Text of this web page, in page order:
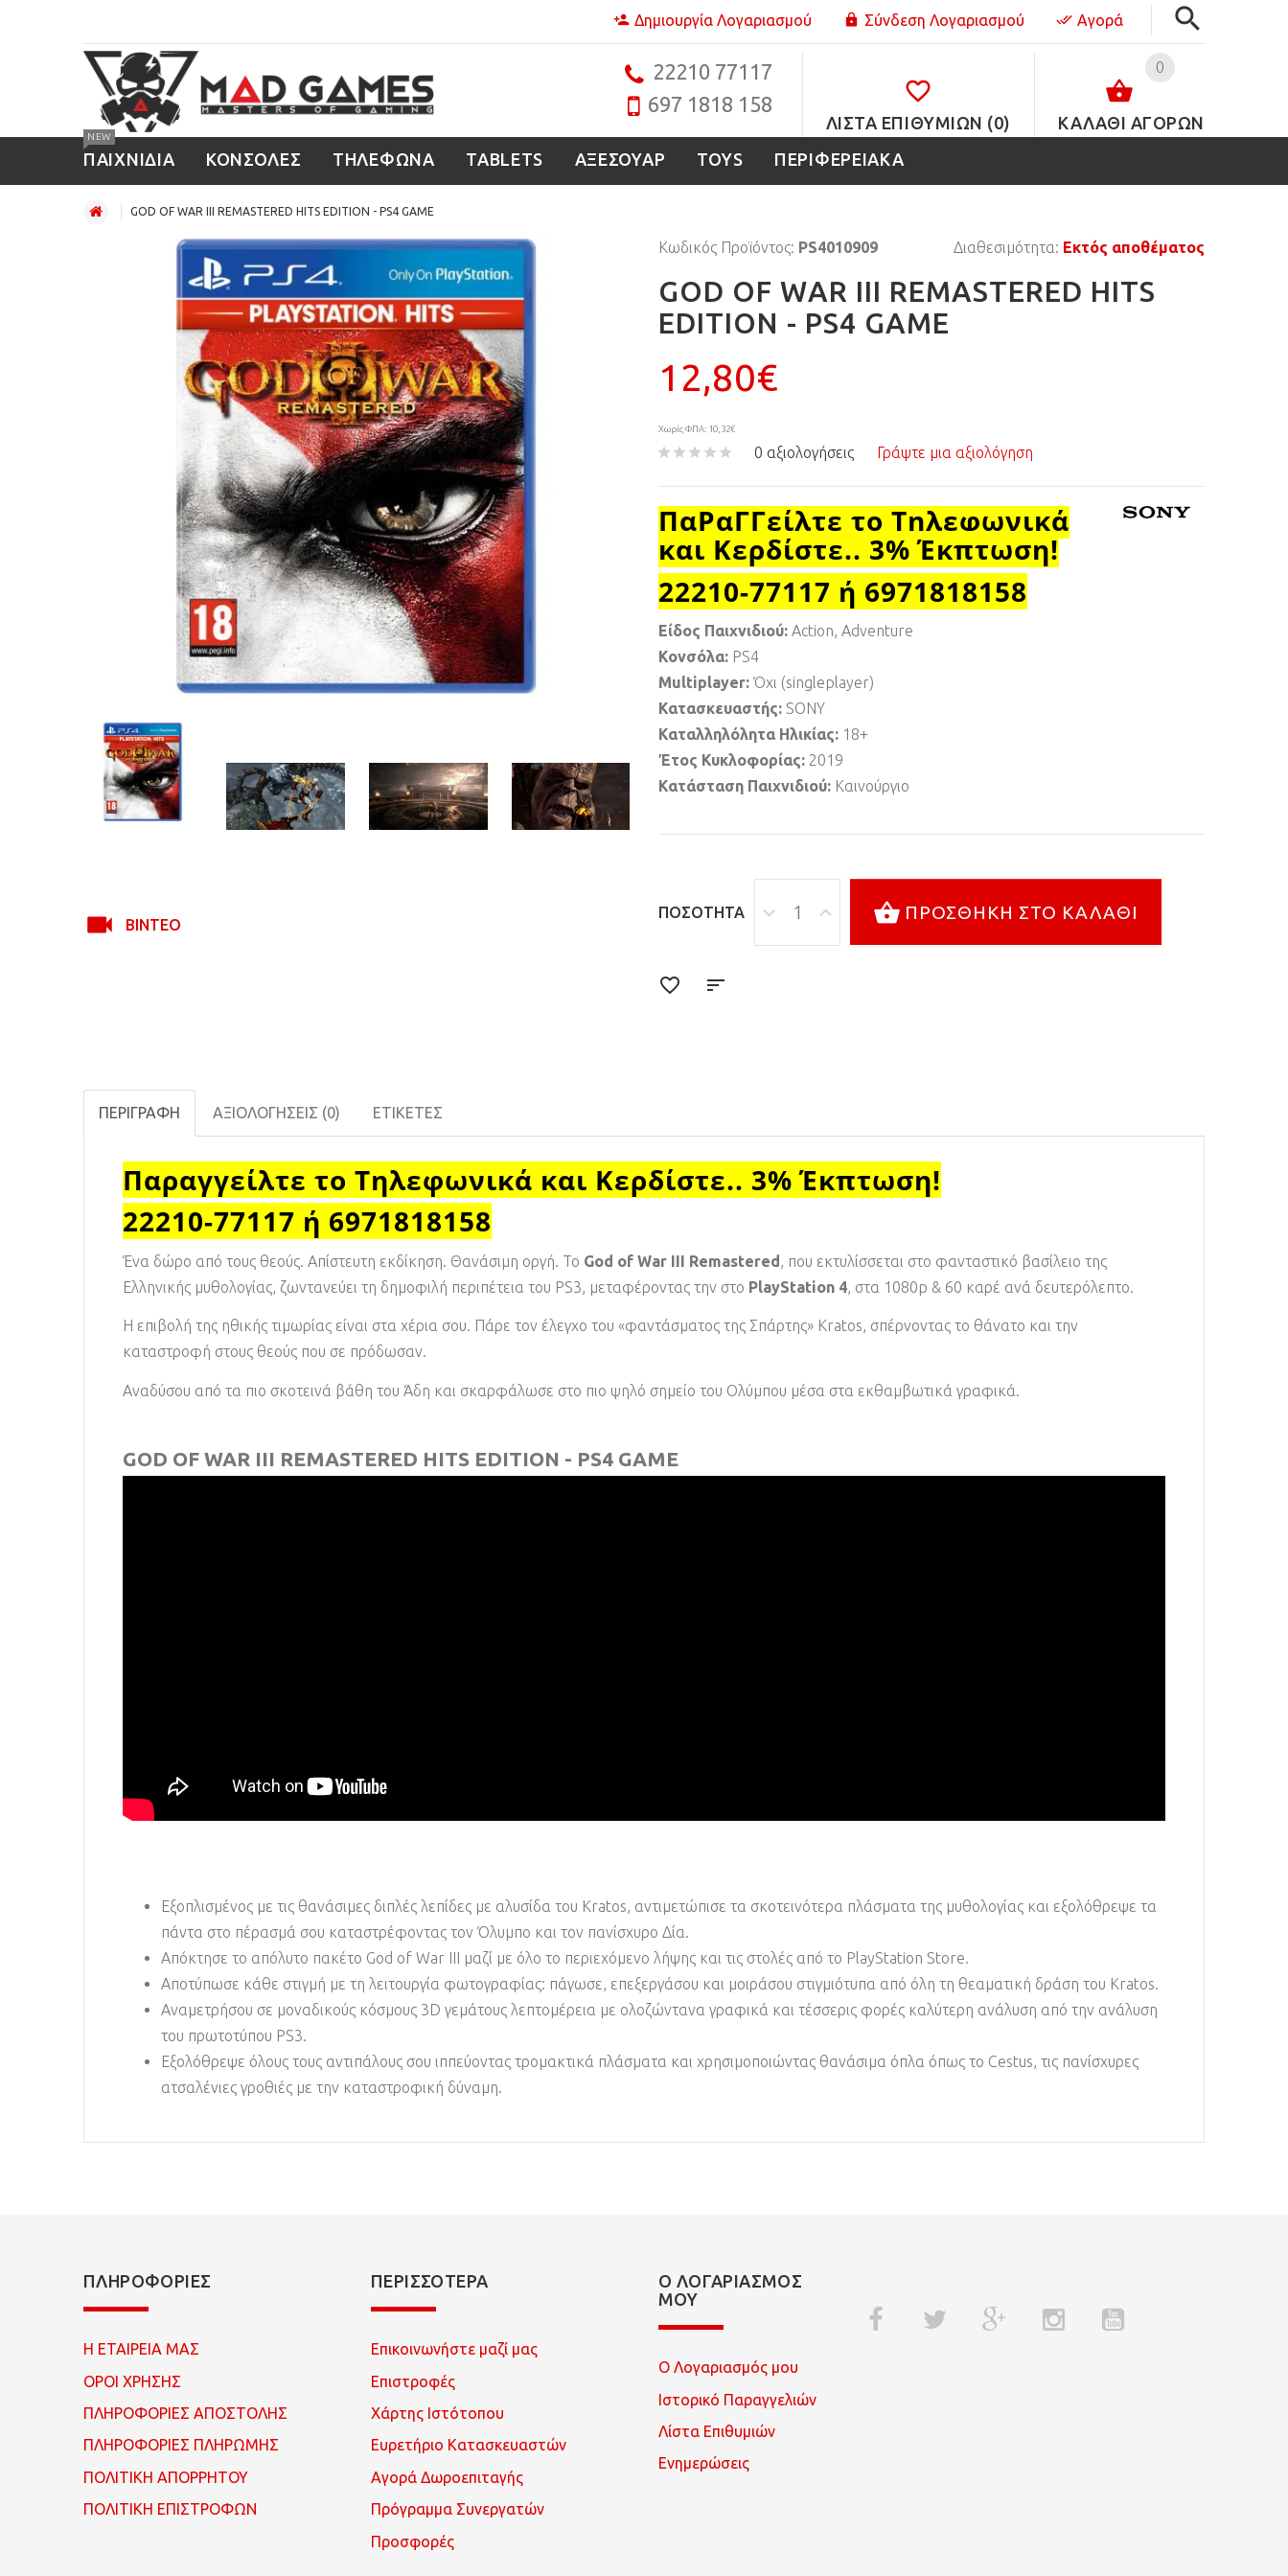
Δημιουργία Λογαριασμού Σύνδεση Λογαριασμού Αγορά
0
ΚΑΛΑΘΙ ΑΓΟΡΩΝ
ΛΊΣΤΑ ΕΠΙΘΥΜΙΏΝ (0)
22210 77117
697 1818 158
ΠΑΙΧΝΙΔΙΑ
NEW
ΚΟΝΣΟΛΕΣ ΤΗΛΕΦΩΝΑ TABLETS ΑΞΕΣΟΥΑΡ TOYS ΠΕΡΙΦΕΡΕΙΑΚΑ
GOD OF WAR III REMASTERED HITS EDITION - PS4 GAME
ΒΊΝΤΕΟ
Κωδικός Προϊόντος: PS4010909 Διαθεσιμότητα: Εκτός αποθέματος
GOD OF WAR III REMASTERED HITS
EDITION - PS4 GAME
12,80€
Χωρίς ΦΠΑ: 10,32€
0 αξιολογήσεις Γράψτε μια αξιολόγηση
ΠαΡαΓΓείλτε το Τηλεφωνικά
και Κερδίστε.. 3% Έκπτωση!
22210-77117 ή 6971818158
Είδος Παιχνιδιού: Action, Adventure
Κονσόλα: PS4
Multiplayer: Όχι (singleplayer)
Κατασκευαστής: SONY
Καταλληλόλητα Ηλικίας: 18+
Έτος Κυκλοφορίας: 2019
Κατάσταση Παιχνιδιού: Καινούργιο
ΠΟΣΌΤΗΤΑ ΠΡΟΣΘΉΚΗ ΣΤΟ ΚΑΛΆΘΙ
ΠΕΡΙΓΡΑΦΉ ΑΞΙΟΛΟΓΉΣΕΙΣ (0) ΕΤΙΚΈΤΕΣ
Παραγγείλτε το Τηλεφωνικά και Κερδίστε.. 3% Έκπτωση!
22210-77117 ή 6971818158
Ένα δώρο από τους θεούς. Απίστευτη εκδίκηση. Θανάσιμη οργή. Το God of War III Remastered , που εκτυλίσσεται στο φανταστικό βασίλειο της
Ελληνικής μυθολογίας, ζωντανεύει τη δημοφιλή περιπέτεια του PS3, μεταφέροντας την στο PlayStation 4, στα 1080p & 60 καρέ ανά δευτερόλεπτο.
Η επιβολή της ηθικής τιμωρίας είναι στα χέρια σου. Πάρε τον έλεγχο του «φαντάσματος της Σπάρτης» Kratos, σπέρνοντας το θάνατο και την
καταστροφή στους θεούς που σε πρόδωσαν.
Αναδύσου από τα πιο σκοτεινά βάθη του Άδη και σκαρφάλωσε στο πιο ψηλό σημείο του Ολύμπου μέσα στα εκθαμβωτικά γραφικά.
GOD OF WAR III REMASTERED HITS EDITION - PS4 GAME
Εξοπλισμένος με τις θανάσιμες διπλές λεπίδες με αλυσίδα του Kratos, αντιμετώπισε τα σκοτεινότερα πλάσματα της μυθολογίας και εξολόθρεψε τα
πάντα στο πέρασμά σου καταστρέφοντας τον Όλυμπο και τον πανίσχυρο Δία.
Απόκτησε το απόλυτο πακέτο God of War III μαζί με όλο το περιεχόμενο λήψης και τις στολές από το PlayStation Store.
Αποτύπωσε κάθε στιγμή με τη λειτουργία φωτογραφίας: πάγωσε, επεξεργάσου και μοιράσου στιγμιότυπα από όλη τη θεαματική δράση του Kratos.
Αναμετρήσου σε μοναδικούς κόσμους 3D γεμάτους λεπτομέρεια με ολοζώντανα γραφικά και τέσσερις φορές καλύτερη ανάλυση από την ανάλυση
του πρωτοτύπου PS3.
Εξολόθρεψε όλους τους αντιπάλους σου ιππεύοντας τρομακτικά πλάσματα και χρησιμοποιώντας θανάσιμα όπλα όπως το Cestus, τις πανίσχυρες
ατσαλένιες γροθιές με την καταστροφική δύναμη.
ΠΛΗΡΟΦΟΡΊΕΣ
Η ΕΤΑΙΡΕΙΑ ΜΑΣ
ΟΡΟΙ ΧΡΗΣΗΣ
ΠΛΗΡΟΦΟΡΙΕΣ ΑΠΟΣΤΟΛΗΣ
ΠΛΗΡΟΦΟΡΙΕΣ ΠΛΗΡΩΜΗΣ
ΠΟΛΙΤΙΚΗ ΑΠΟΡΡΗΤΟΥ
ΠΟΛΙΤΙΚΗ ΕΠΙΣΤΡΟΦΩΝ
ΠΕΡΙΣΣΌΤΕΡΑ
Επικοινωνήστε μαζί μας
Επιστροφές
Χάρτης Ιστότοπου
Ευρετήριο Κατασκευαστών
Αγορά Δωροεπιταγής
Πρόγραμμα Συνεργατών
Προσφορές
Ο ΛΟΓΑΡΙΑΣΜΌΣ
ΜΟΥ
Ο Λογαριασμός μου
Ιστορικό Παραγγελιών
Λίστα Επιθυμιών
Ενημερώσεις